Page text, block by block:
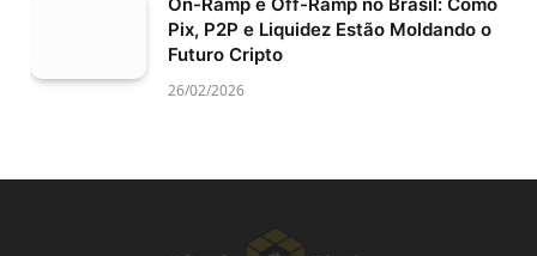
Pix, P2P e Liquidez Estão Moldando o
Futuro Cripto
26/02/2026